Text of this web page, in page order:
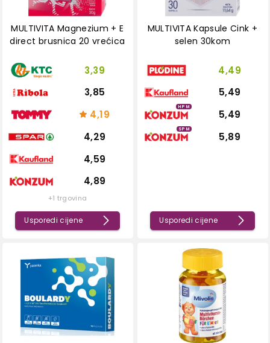
MULTIVITA Magnezium + E
direct brusnica 20 vrećica
3,39
3,85
4,19
4,29
4,59
4,89
+1 trgovina
Usporedi cijene
MULTIVITA Kapsule Cink +
selen 30kom
4,49
5,49
HPM
5,49
SPM
5,89
Usporedi cijene